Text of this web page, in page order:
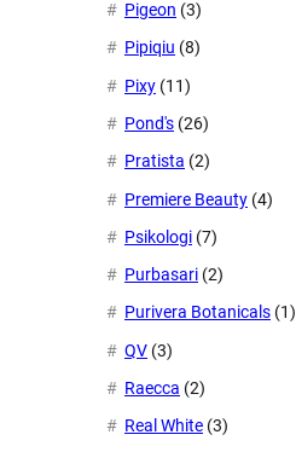
Pigeon (3)
Pipiqiu (8)
Pixy (11)
Pond's (26)
Pratista (2)
Premiere Beauty (4)
Psikologi (7)
Purbasari (2)
Purivera Botanicals (1)
QV (3)
Raecca (2)
Real White (3)